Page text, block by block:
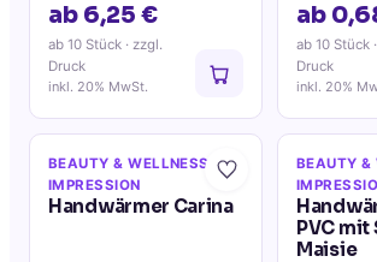
ab 6,25 €
ab 10 Stück · zzgl.
Druck
inkl. 20% MwSt.
ab
ab 10 Stück
Druck
inkl. 20%
BEAUTY & WELLNESS ·
IMPRESSION
Handwärmer Carina
BEAUTY &
PVC
Maisie